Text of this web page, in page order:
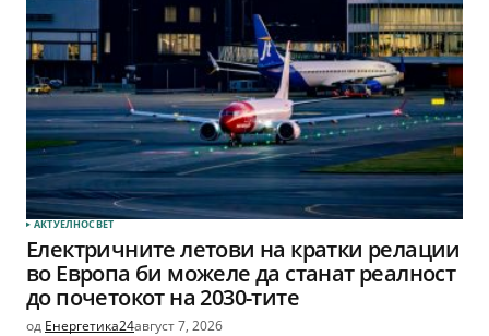
АКТУЕЛНОСВЕТ
Електричните летови на кратки релации
во Европа би можеле да станат реалност
до почетокот на 2030-тите
од Енергетика24август 7, 2026